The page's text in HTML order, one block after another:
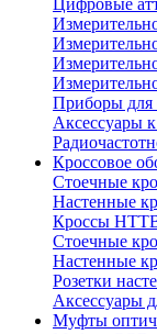
Приборы для
Аксессуары
Кроссовое
Стоечные
Настенные
Кроссы
Стоечные
Настенные
Розетки
Аксессуары
Муфты